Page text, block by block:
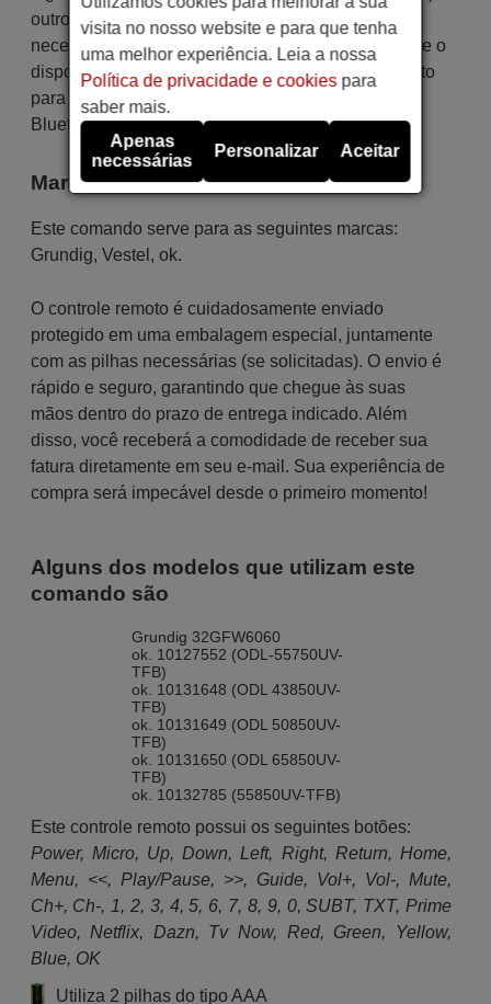
outros que usam Bluetooth. Para as teclas IR, é
necessário ter visão direta entre o controle remoto e o
dispositivo, sendo preciso apontar o controle remoto
para ele. Em contraste, as funções que usam
Bluetooth não têm essa limitação.
Marcas
Este comando serve para as seguintes marcas:
Grundig, Vestel , ok.
O controle remoto é cuidadosamente enviado
protegido em uma embalagem especial, juntamente
com as pilhas necessárias (se solicitadas). O envio é
rápido e seguro, garantindo que chegue às suas
mãos dentro do prazo de entrega indicado. Além
disso, você receberá a comodidade de receber sua
fatura diretamente em seu e-mail. Sua experiência de
compra será impecável desde o primeiro momento!
Alguns dos modelos que utilizam este
comando são
Grundig 32GFW6060
ok. 10127552 (ODL-55750UV-
TFB)
ok. 10131648 (ODL 43850UV-
TFB)
ok. 10131649 (ODL 50850UV-
TFB)
ok. 10131650 (ODL 65850UV-
TFB)
ok. 10132785 (55850UV-TFB)
Este controle remoto possui os seguintes botões:
Power, Micro, Up, Down, Left, Right, Return, Home,
Menu, <<, Play/Pause, >>, Guide, Vol+, Vol-, Mute,
Ch+, Ch-, 1, 2, 3, 4, 5, 6, 7, 8, 9, 0, SUBT, TXT, Prime
Video, Netflix, Dazn, Tv Now, Red, Green, Yellow,
Blue, OK
Utiliza 2 pilhas do tipo AAA
visita no nosso website e para que tenha
uma melhor experiência. Leia a nossa
Política de privacidade e cookiespara
saber mais.
Apenas
necessárias
Personalizar Aceitar